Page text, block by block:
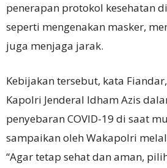
penerapan protokol kesehatan
seperti mengenakan masker,
juga menjaga jarak.
Kebijakan tersebut, kata
Kapolri Jenderal Idham Azis
penyebaran COVID-19 di saat
sampaikan oleh Wakapolri
“Agar tetap sehat dan aman,